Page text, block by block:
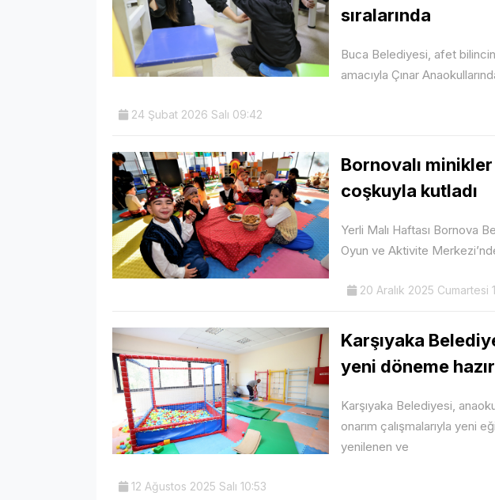
sıralarında
Buca Belediyesi, afet
amacıyla Çınar
24 Şubat 2026 Salı 09:42
Bornovalı minikler
coşkuyla kutladı
Yerli Malı Haftası Bornova
Oyun ve Aktivite
20 Aralık 2025 Cumartesi
Karşıyaka
yeni döneme
Karşıyaka Belediyesi,
onarım çalışmalarıyla yeni
yenilenen ve
12 Ağustos 2025 Salı 10:53